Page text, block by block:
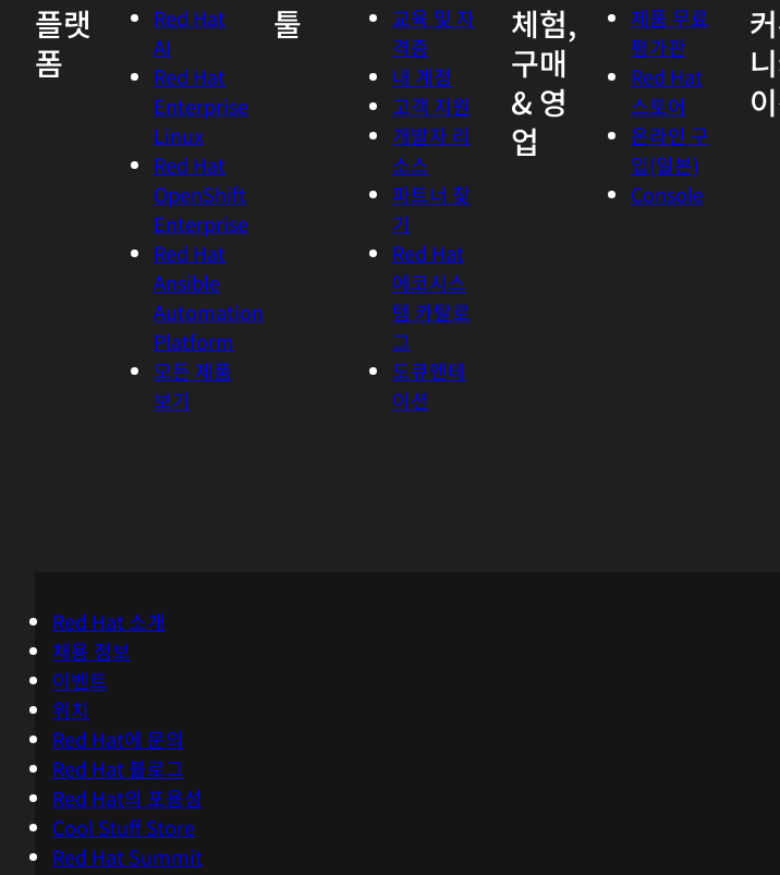
플랫
폼
Red Hat
AI
Red Hat
Enterprise
Linux
Red Hat
OpenShift
Enterprise
Red Hat
Ansible
Automation
Platform
모든 제품
보기
툴
교육 및 자
격증
내 계정
고객 지원
개발자 리
소스
파트너 찾
기
Red Hat
에코시스
템 카탈로
그
도큐멘테
이션
체험,
구매
& 영
업
제품 무료
평가판
Red Hat
스토어
온라인 구
입(일본)
Console
Red Hat 소개
채용 정보
이벤트
위치
Red Hat에 문의
Red Hat 블로그
Red Hat의 포용성
Cool Stuff Store
Red Hat Summit